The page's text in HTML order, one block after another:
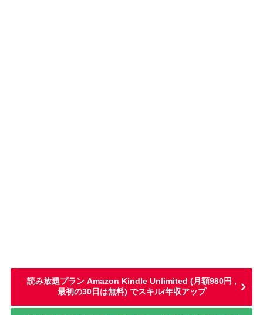
読み放題プラン Amazon Kindle Unlimited (月額980円 ,
最初の30日は無料) でスキル/年収アップ